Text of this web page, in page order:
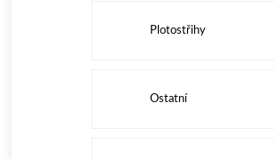
Plotostřihy
Ostatní